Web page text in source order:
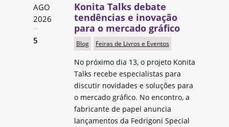
AGO
2026
5
Konita Talks debate
tendências e inovação
para o mercado gráfico
Blog Feiras de Livros e Eventos
No próximo dia 13, o projeto Konita
Talks recebe especialistas para
discutir novidades e soluções para
o mercado gráfico. No encontro, a
fabricante de papel anuncia
lançamentos da Fedrigoni Special